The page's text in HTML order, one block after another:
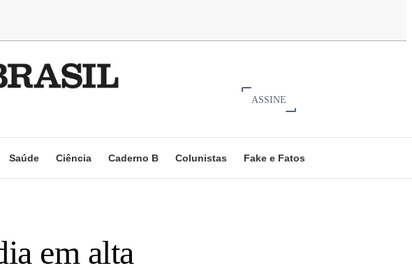
ASSINE
Saúde Ciência Caderno B Colunistas Fake e Fatos
em alta